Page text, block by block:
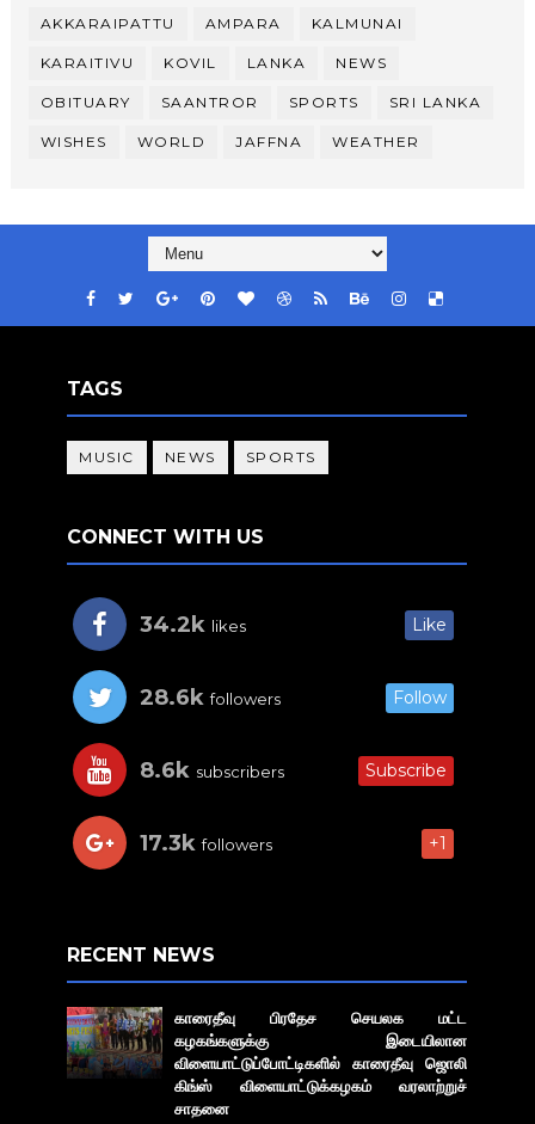
AKKARAIPATTU AMPARA KALMUNAI
KARAITIVU KOVIL LANKA NEWS
OBITUARY SAANTROR SPORTS SRI LANKA
WISHES WORLD JAFFNA WEATHER
TAGS
MUSIC NEWS SPORTS
CONNECT WITH US
34.2k likes Like
28.6k followers Follow
8.6k subscribers Subscribe
17.3k followers +1
RECENT NEWS
காரைதீவு பிரதேச செயலக மட்ட
கழகங்களுக்கு இடையிலான
விளையாட்டுப்போட்டிகளில் காரைதீவு ஜொலி
கிங்ஸ் விளையாட்டுக்கழகம் வரலாற்றுச்
சாதனை